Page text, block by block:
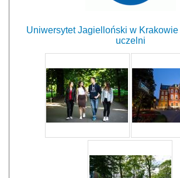
Uniwersytet Jagielloński w
uczelni